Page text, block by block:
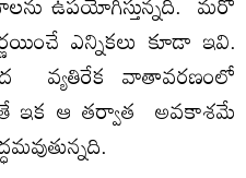
ఎన్నికలు కూడా ఇవి.
వ్యతిరేక వాతావరణంలో
ఇక ఆ తర్వాత అవకాశమే